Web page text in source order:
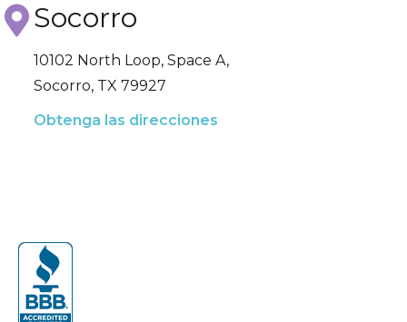
Socorro
10102 North Loop, Space A,
Socorro, TX 79927
Obtenga las direcciones